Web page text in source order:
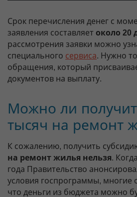
Срок перечисления денег с
заявления составляет около 20
рассмотрения заявки можно
специального сервиса. Нужно
обращения, который
документов на выплату.
Можно ли
тысяч на ремонт
К сожалению, получить
на ремонт жилья нельзя.
года Правительство
условия госпрограммы,
что деньги из бюджета можно